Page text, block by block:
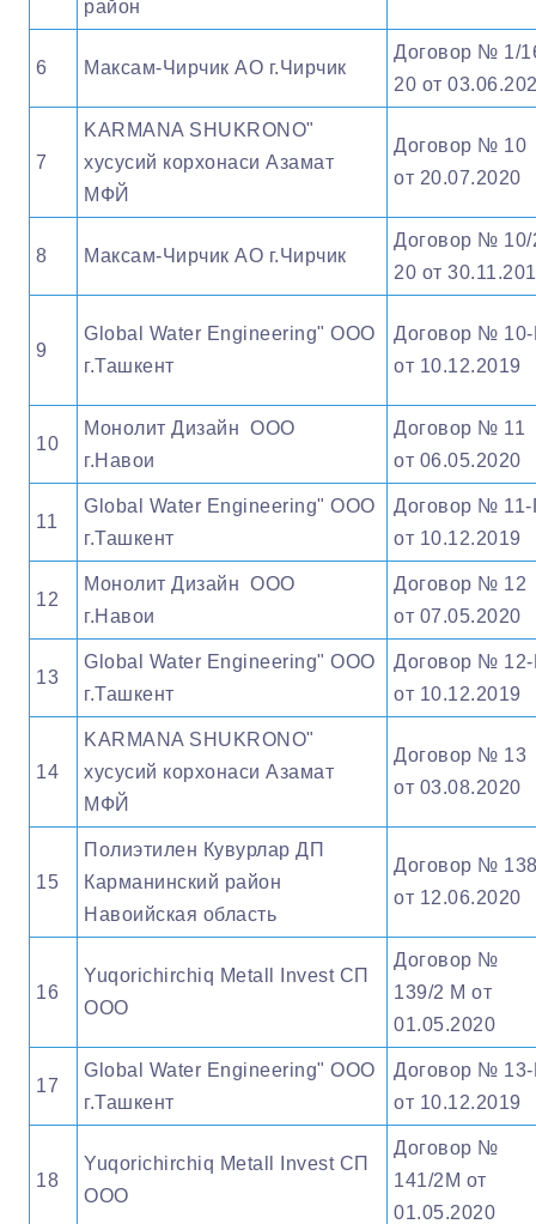
район
6 Максам-Чирчик АО г.Чирчик
Договор № 1/
20 от
7
KARMANA SHUKRONO"
хусусий корхонаси Азамат
МФЙ
Договор № 10
от 20.07.2020
8 Максам-Чирчик АО г.Чирчик
Договор № 10/
20 от
9
Global Water Engineering" OOO
г.Ташкент
Договор №
от 10.12.2019
10
Монолит Дизайн ООО
г.Навои
Договор № 11
от 06.05.2020
11
Global Water Engineering" OOO
г.Ташкент
Договор №
от 10.12.2019
12
Монолит Дизайн ООО
г.Навои
Договор № 12
от 07.05.2020
13
Global Water Engineering" OOO
г.Ташкент
Договор №
от 10.12.2019
14
KARMANA SHUKRONO"
хусусий корхонаси Азамат
МФЙ
Договор № 13
от 03.08.2020
15
Полиэтилен Кувурлар ДП
Карманинский район
Навоийская область
Договор №
от 12.06.2020
16
Yuqorichirchiq Metall Invest СП
ООО
Договор №
139/2 М от
01.05.2020
17
Global Water Engineering" OOO
г.Ташкент
Договор №
от 10.12.2019
18
Yuqorichirchiq Metall Invest СП
ООО
Договор №
141/2М от
01.05.2020